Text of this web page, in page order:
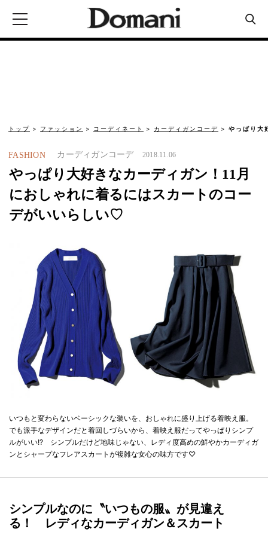
トップ ファッション コーディネート カーディガンコーデ やっぱり大
FASHION カーディガンコーデ 2018.11.06
やっぱり大好きなカーディガン！11月
におしゃれに着るにはスカートのコー
デがいいらしい♡
いつもと変わらないベーシックな装いを、おしゃれに盛り上げる着映え服。
でも派手なデザインだと着回しづらいから、着映え服だってやっぱりシンプ
ルがいい!? シンプルだけど地味じゃない、レディ度高めの鮮やかカーディガ
ンとシャープなフレアスカートが複雑な女心の味方です♡
シンプルなのに〝いつもの服〟が見違え
る！ レディなカーディガン＆スカート